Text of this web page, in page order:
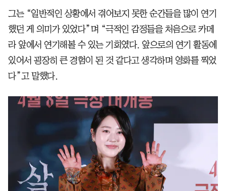
그는 “일반적인 상황에서 겪어보지 못한 순간들을 많이 연기
했던 게 의미가 있었다”며 “극적인 감정들을 처음으로 카메
라 앞에서 연기해볼 수 있는 기회였다. 앞으로의 연기 활동에
있어서 굉장히 큰 경험이 된 것 같다고 생각하며 영화를 찍었
다”고 말했다.